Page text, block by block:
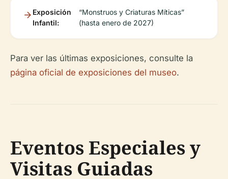
Exposición
Infantil:
“Monstruos y Criaturas Míticas”
(hasta enero de 2027)
Para ver las últimas exposiciones, consulte la
página oficial de exposiciones del museo.
Eventos Especiales y
Visitas Guiadas